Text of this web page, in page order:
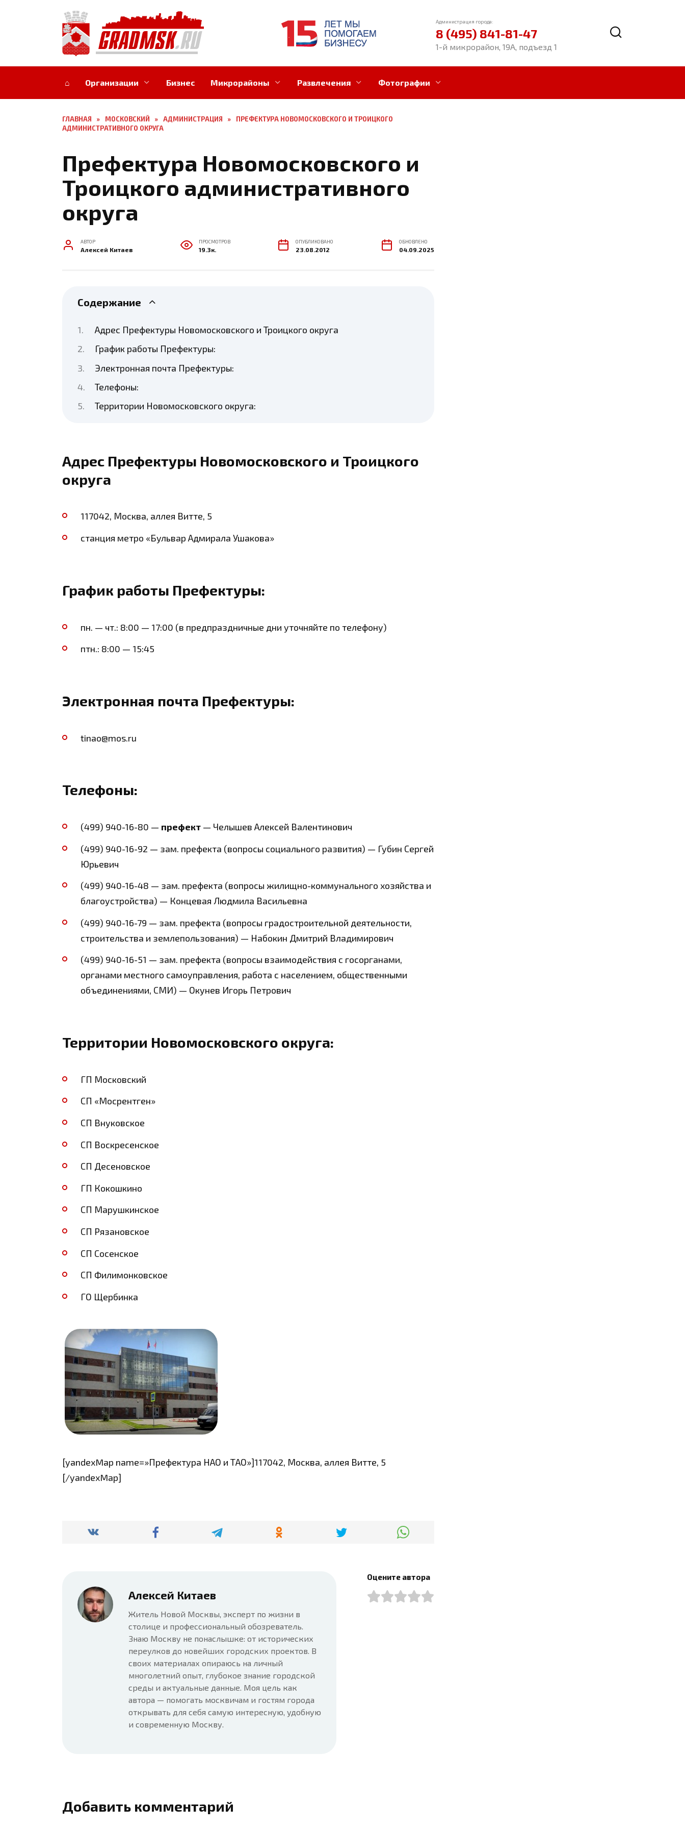
Администрация города:
8 (495) 841-81-47
1-й микрорайон, 19А, подъезд 1
⌂ Организации Бизнес Микрорайоны Развлечения Фотографии
ГЛАВНАЯ » МОСКОВСКИЙ » АДМИНИСТРАЦИЯ »
ПРЕФЕКТУРА НОВОМОСКОВСКОГО И ТРОИЦКОГО
АДМИНИСТРАТИВНОГО ОКРУГА
Префектура Новомосковского и
Троицкого административного
округа
АВТОР
Алексей Китаев
ПРОСМОТРОВ
19.3к.
ОПУБЛИКОВАНО
23.08.2012
ОБНОВЛЕНО
04.09.2025
Содержание
Адрес Префектуры Новомосковского и Троицкого округа
График работы Префектуры:
Электронная почта Префектуры:
Телефоны:
Территории Новомосковского округа:
Адрес Префектуры Новомосковского и Троицкого
округа
117042, Москва, аллея Витте, 5
станция метро «Бульвар Адмирала Ушакова»
График работы Префектуры:
пн. — чт.: 8:00 — 17:00 (в предпраздничные дни уточняйте по телефону)
птн.: 8:00 — 15:45
Электронная почта Префектуры:
tinao@mos.ru
Телефоны:
(499) 940-16-80 — префект — Челышев Алексей Валентинович
(499) 940-16-92 — зам. префекта (вопросы социального развития) — Губин Сергей
Юрьевич
(499) 940-16-48 — зам. префекта (вопросы жилищно-коммунального хозяйства и
благоустройства) — Концевая Людмила Васильевна
(499) 940-16-79 — зам. префекта (вопросы градостроительной деятельности,
строительства и землепользования) — Набокин Дмитрий Владимирович
(499) 940-16-51 — зам. префекта (вопросы взаимодействия с госорганами,
органами местного самоуправления, работа с населением, общественными
объединениями, СМИ) — Окунев Игорь Петрович
Территории Новомосковского округа:
ГП Московский
СП «Мосрентген»
СП Внуковское
СП Воскресенское
СП Десеновское
ГП Кокошкино
СП Марушкинское
СП Рязановское
СП Сосенское
СП Филимонковское
ГО Щербинка
[yandexMap name=»Префектура НАО и ТАО»]117042, Москва, аллея Витте, 5
[/yandexMap]
Алексей Китаев
Житель Новой Москвы, эксперт по жизни в
столице и профессиональный обозреватель.
Знаю Москву не понаслышке: от исторических
переулков до новейших городских проектов. В
своих материалах опираюсь на личный
многолетний опыт, глубокое знание городской
среды и актуальные данные. Моя цель как
автора — помогать москвичам и гостям города
открывать для себя самую интересную, удобную
и современную Москву.
Оцените автора
Добавить комментарий